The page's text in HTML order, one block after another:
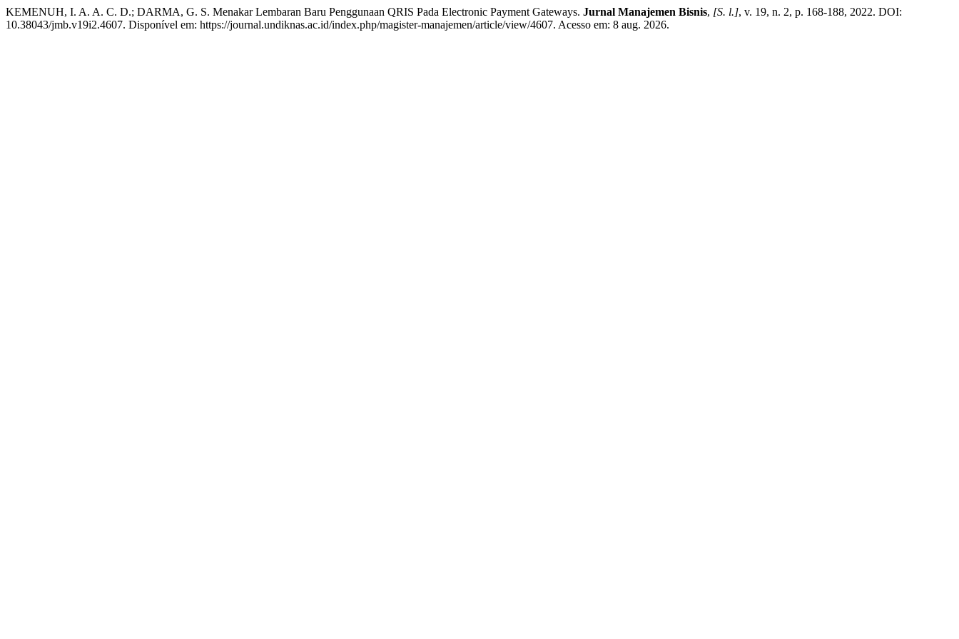
KEMENUH, I. A. A. C. D.; DARMA, G. S. Menakar Lembaran Baru Penggunaan QRIS Pada Electronic Payment Gateways. Jurnal Manajemen Bisnis, [S. l.], v. 19, n. 2, p. 168-188, 2022. DOI:
10.38043/jmb.v19i2.4607. Disponível em: https://journal.undiknas.ac.id/index.php/magister-manajemen/article/view/4607. Acesso em: 8 aug. 2026.